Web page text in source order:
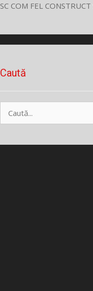
SC COM FEL CONSTRUCT
Caută
după: